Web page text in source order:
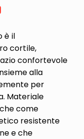
è il
cortile,
confortevole
alla
per
Materiale
come
resistente
e che